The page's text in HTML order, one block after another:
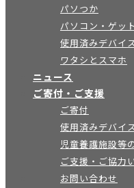
パソつか
パソコン・ゲッ
使用済みデバイ
ワタシとスマホ
ニュース
ご寄付・ご支援
ご寄付
使用済みデバイ
児童養護施設等
ご支援・ご協力
お問い合わせ